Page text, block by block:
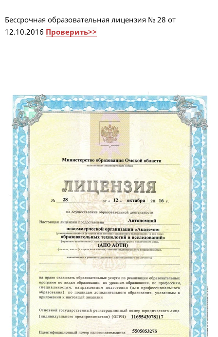
Бессрочная образовательная лицензия № 28 от
12.10.2016 Проверить>>